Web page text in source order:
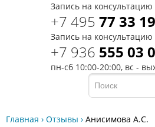
Запись на
+7 495 77 33
Запись на
+7 936 555 03
пн-сб 10:00-20:00, вс -
Главная › Отзывы › Анисимова А.С.